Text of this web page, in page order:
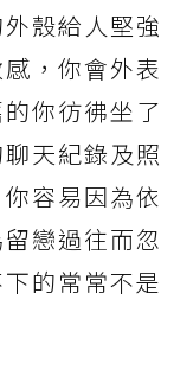
殼給人堅強
，你會外表
你彷彿坐了
天紀錄及照
容易因為依
戀過往而忽
的常常不是